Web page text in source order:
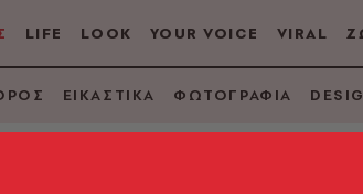
LIFE LOOK YOUR VOICE VIRAL
ΕΙΚΑΣΤΙΚΑ ΦΩΤΟΓΡΑΦΙΑ